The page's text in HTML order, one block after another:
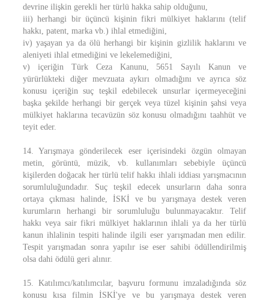
devrine ilişkin gerekli her türlü hakka sahip olduğunu,
iii) herhangi bir üçüncü kişinin fikri mülkiyet haklarını (telif
hakkı, patent, marka vb.) ihlal etmediğini,
iv) yaşayan ya da ölü herhangi bir kişinin gizlilik haklarını ve
aleniyeti ihlal etmediğini ve lekelemediğini,
v) içeriğin Türk Ceza Kanunu, 5651 Sayılı Kanun ve
yürürlükteki diğer mevzuata aykırı olmadığını ve ayrıca söz
konusu içeriğin suç teşkil edebilecek unsurlar içermeyeceğini
başka şekilde herhangi bir gerçek veya tüzel kişinin şahsi veya
mülkiyet haklarına tecavüzün söz konusu olmadığını taahhüt ve
teyit eder.
14. Yarışmaya gönderilecek eser içerisindeki özgün olmayan
metin, görüntü, müzik, vb. kullanımları sebebiyle üçüncü
kişilerden doğacak her türlü telif hakkı ihlali iddiası yarışmacının
sorumluluğundadır. Suç teşkil edecek unsurların daha sonra
ortaya çıkması halinde, İSKİ ve bu yarışmaya destek veren
kurumların herhangi bir sorumluluğu bulunmayacaktır. Telif
hakkı veya sair fikri mülkiyet haklarının ihlali ya da her türlü
kanun ihlalinin tespiti halinde ilgili eser yarışmadan men edilir.
Tespit yarışmadan sonra yapılır ise eser sahibi ödüllendirilmiş
olsa dahi ödülü geri alınır.
15. Katılımcı/katılımcılar, başvuru formunu imzaladığında söz
konusu kısa filmin İSKİ'ye ve bu yarışmaya destek veren